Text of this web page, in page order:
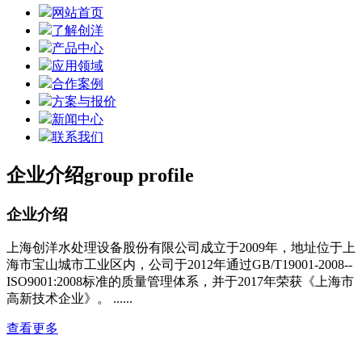
网站首页
了解创洋
产品中心
应用领域
合作案例
方案与报价
新闻中心
联系我们
企业介绍group profile
企业介绍
上海创洋水处理设备股份有限公司成立于2009年，地址位于上
海市宝山城市工业区内，公司于2012年通过GB/T19001-2008--
ISO9001:2008标准的质量管理体系，并于2017年荣获《上海市
高新技术企业》。 ......
查看更多